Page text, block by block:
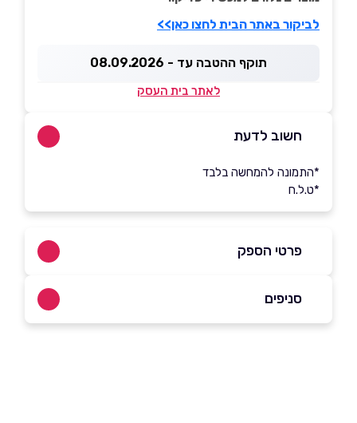
לביקור באתר הבית לחצו כאן>>
תוקף ההטבה עד - 08.09.2026
לאתר בית העסק
חשוב לדעת
*התמונה להמחשה בלבד
*ט.ל.ח
פרטי הספק
052-6981101
סניפים